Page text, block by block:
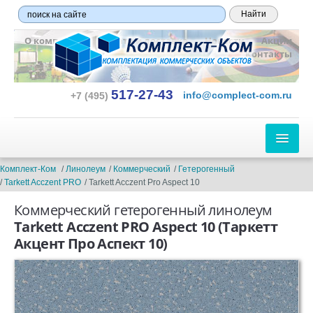
О компании Оплата и доставка Новости
Акции
Контакты
+7 (495) 517-27-43 info@complect-com.ru
ЛИНОЛЕУМ
Бытовой
Полукоммерческий
Коммерческий
Гетерогенный
Гомогенный
Комплект-Ком Линолеум Коммерческий
Гетерогенный
Tarkett Acczent PRO
Tarkett Acczent Pro Aspect 10
Коммерческий гетерогенный линолеум
Tarkett Acczent PRO Aspect 10(Таркетт
Акцент Про Аспект 10)